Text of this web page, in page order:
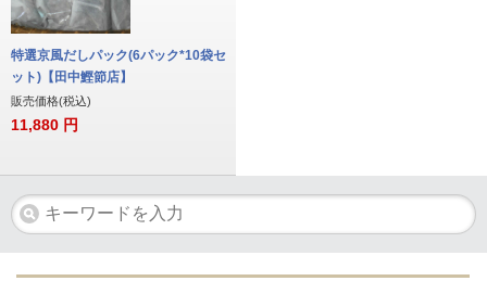
特選京風だしパック(6パック*10袋セ
ット)【田中鰹節店】
販売価格(税込)
11,880 円